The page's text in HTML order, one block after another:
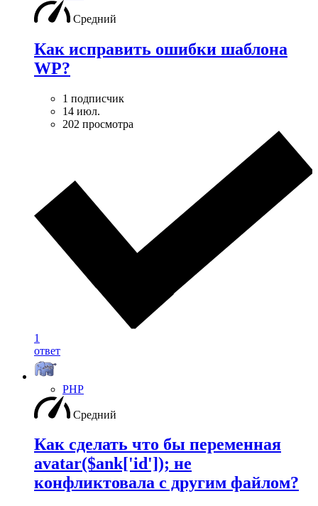
Средний
Как исправить ошибки шаблона
WP?
1 подписчик
14 июл.
202 просмотра
1
ответ
PHP
Средний
Как сделать что бы переменная
avatar($ank['id']); не
конфликтовала с другим файлом?